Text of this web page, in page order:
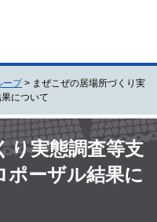
ープ > まぜこぜの居場所づくり実
について
り実態調査等支
ポーザル結果に